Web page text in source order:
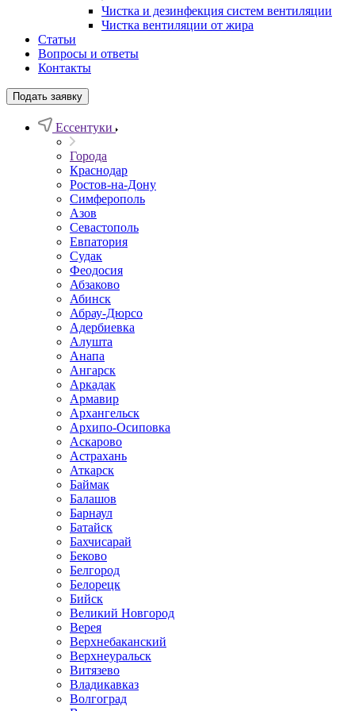
Чистка и дезинфекция систем вентиляции
Чистка вентиляции от жира
Статьи
Вопросы и ответы
Контакты
Подать заявку
Ессентуки
Города
Краснодар
Ростов-на-Дону
Симферополь
Азов
Севастополь
Евпатория
Судак
Феодосия
Абзаково
Абинск
Абрау-Дюрсо
Адербиевка
Алушта
Анапа
Ангарск
Аркадак
Армавир
Архангельск
Архипо-Осиповка
Аскарово
Астрахань
Аткарск
Баймак
Балашов
Барнаул
Батайск
Бахчисарай
Беково
Белгород
Белорецк
Бийск
Великий Новгород
Верея
Верхнебаканский
Верхнеуральск
Витязево
Владикавказ
Волгоград